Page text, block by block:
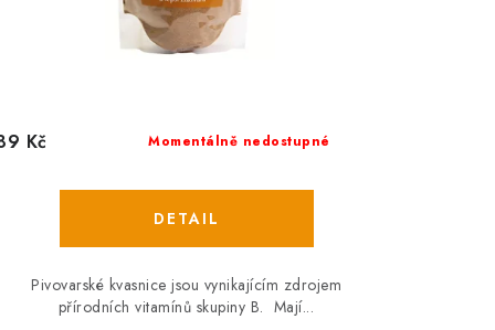
Momentálně nedostupné
Kč
Pivovarské kvasnice jsou vynikajícím zdrojem
přírodních vitamínů skupiny B. Mají...